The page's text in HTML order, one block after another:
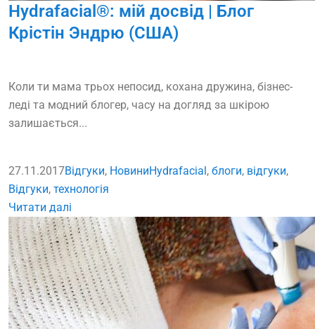
Hydrafacial®: мій досвід | Блог
Крістін Эндрю (США)
Коли ти мама трьох непосид, кохана дружина, бізнес-
леді та модний блогер, часу на догляд за шкірою
залишається...
27.11.2017Відгуки, НовиниHydrafacial , блоги, вiдгуки,
Відгуки, технологія
Читати далі